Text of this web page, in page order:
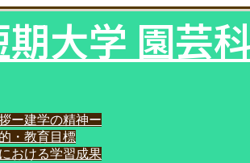
大学 園芸
ー建学の精神ー
・教育目標
おける学習成果